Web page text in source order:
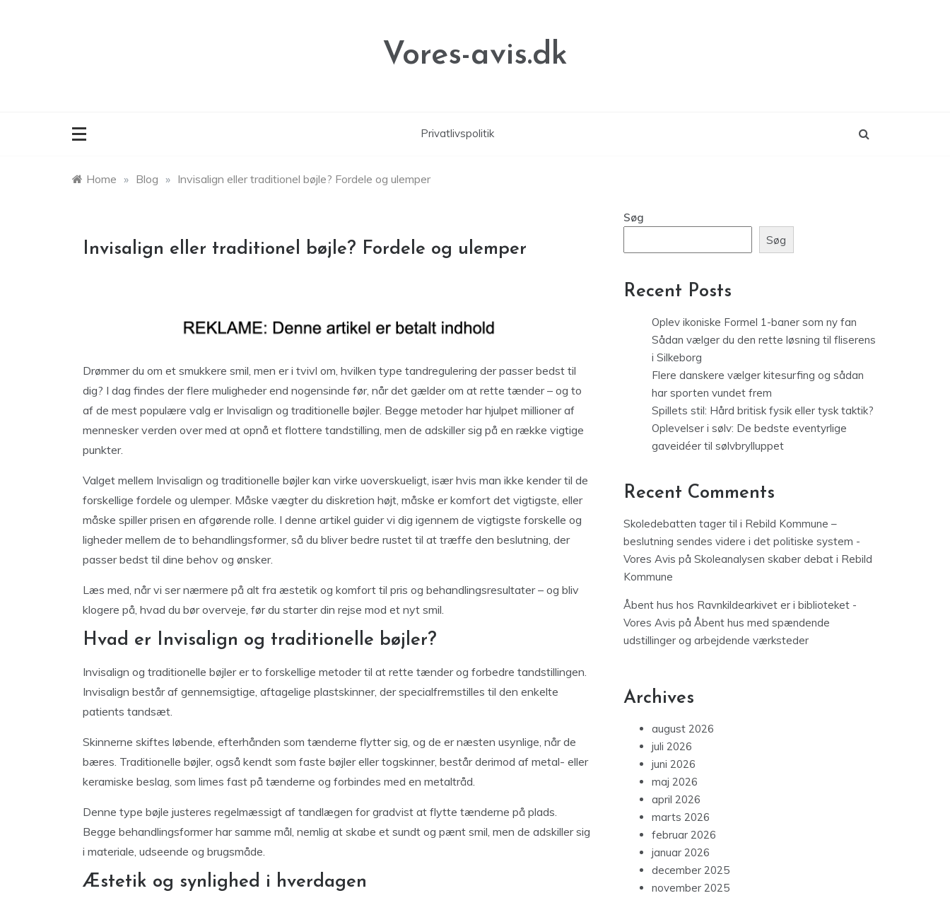
Vores-avis.dk
Privatlivspolitik
Home » Blog » Invisalign eller traditionel bøjle? Fordele og ulemper
Invisalign eller traditionel bøjle? Fordele og ulemper
Drømmer du om et smukkere smil, men er i tvivl om, hvilken type tandregulering der passer bedst til
dig? I dag findes der flere muligheder end nogensinde før, når det gælder om at rette tænder – og to
af de mest populære valg er Invisalign og traditionelle bøjler. Begge metoder har hjulpet millioner af
mennesker verden over med at opnå et flottere tandstilling, men de adskiller sig på en række vigtige
punkter.
Valget mellem Invisalign og traditionelle bøjler kan virke uoverskueligt, især hvis man ikke kender til de
forskellige fordele og ulemper. Måske vægter du diskretion højt, måske er komfort det vigtigste, eller
måske spiller prisen en afgørende rolle. I denne artikel guider vi dig igennem de vigtigste forskelle og
ligheder mellem de to behandlingsformer, så du bliver bedre rustet til at træffe den beslutning, der
passer bedst til dine behov og ønsker.
Læs med, når vi ser nærmere på alt fra æstetik og komfort til pris og behandlingsresultater – og bliv
klogere på, hvad du bør overveje, før du starter din rejse mod et nyt smil.
Hvad er Invisalign og traditionelle bøjler?
Invisalign og traditionelle bøjler er to forskellige metoder til at rette tænder og forbedre tandstillingen.
Invisalign består af gennemsigtige, aftagelige plastskinner, der specialfremstilles til den enkelte
patients tandsæt.
Skinnerne skiftes løbende, efterhånden som tænderne flytter sig, og de er næsten usynlige, når de
bæres. Traditionelle bøjler, også kendt som faste bøjler eller togskinner, består derimod af metal- eller
keramiske beslag, som limes fast på tænderne og forbindes med en metaltråd.
Denne type bøjle justeres regelmæssigt af tandlægen for gradvist at flytte tænderne på plads.
Begge behandlingsformer har samme mål, nemlig at skabe et sundt og pænt smil, men de adskiller sig
i materiale, udseende og brugsmåde.
Æstetik og synlighed i hverdagen
Søg
Søg
Recent Posts
Oplev ikoniske Formel 1-baner som ny fan
Sådan vælger du den rette løsning til fliserens
i Silkeborg
Flere danskere vælger kitesurfing og sådan
har sporten vundet frem
Spillets stil: Hård britisk fysik eller tysk taktik?
Oplevelser i sølv: De bedste eventyrlige
gaveidéer til sølvbrylluppet
Recent Comments
Skoledebatten tager til i Rebild Kommune –
beslutning sendes videre i det politiske system -
Vores Avis på Skoleanalysen skaber debat i Rebild
Kommune
Åbent hus hos Ravnkildearkivet er i biblioteket -
Vores Avis på Åbent hus med spændende
udstillinger og arbejdende værksteder
Archives
august 2026
juli 2026
juni 2026
maj 2026
april 2026
marts 2026
februar 2026
januar 2026
december 2025
november 2025